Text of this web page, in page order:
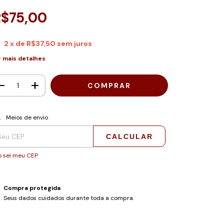
2 x de R$37,50 sem juros
mais detalhes
para o CEP:
Meios de envio
CALCULAR
sei meu CEP
Compra protegida
Seus dados cuidados durante toda a compra.